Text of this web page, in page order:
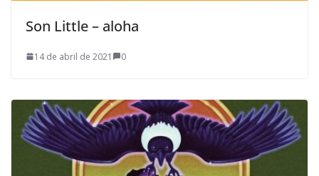
Son Little – aloha
14 de abril de 2021 0